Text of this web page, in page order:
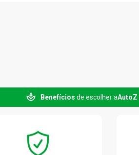
Benefícios de escolher aAutoZ